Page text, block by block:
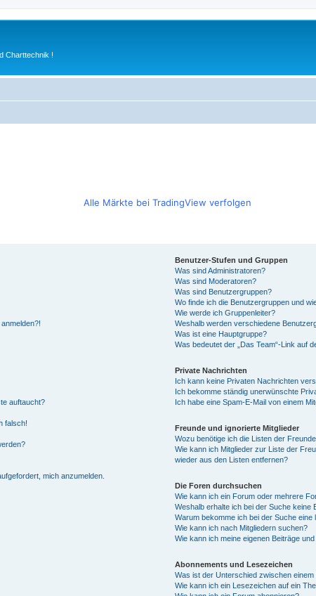
Charttechnik !
Alle Märkte bei TradingView verfolgen
auftaucht?
falsch!
mich anzumelden.
Benutzer-Stufen und Gruppen
Was sind Administratoren?
Was sind Moderatoren?
Was sind Benutzergruppen?
Wo finde ich die Benutzergruppen und
Wie werde ich Gruppenleiter?
Weshalb werden verschiedene
Was ist eine Hauptgruppe?
Was bedeutet der „Das Team“-Link auf
Private Nachrichten
Ich kann keine Privaten Nachrichten
Ich bekomme ständig unerwünschte
Ich habe eine Spam-E-Mail von einem
Freunde und ignorierte Mitglieder
Wozu benötige ich die Listen der
Wie kann ich Mitglieder zur Liste der
wieder aus den Listen entfernen?
Die Foren durchsuchen
Wie kann ich ein Forum oder mehrere
Weshalb erhalte ich bei der Suche keine
Warum bekomme ich bei der Suche eine
Wie kann ich nach Mitgliedern suchen?
Wie kann ich meine eigenen Beiträge
Abonnements und Lesezeichen
Was ist der Unterschied zwischen
Wie kann ich ein Lesezeichen auf ein